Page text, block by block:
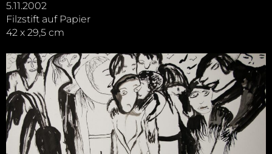
5.11.2002
Filzstift auf Papier
42 x 29,5 cm